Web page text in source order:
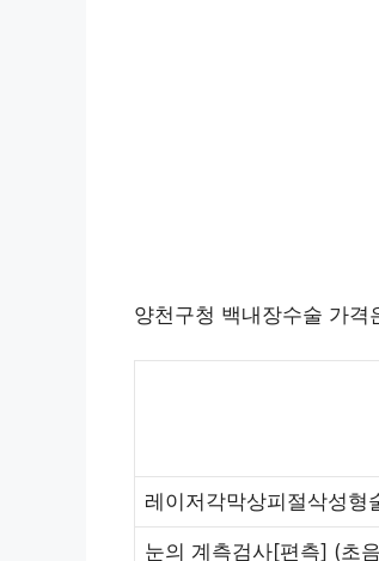
양천구청 백내장수술 가
레이저각막상피절삭성형
눈의 계측검사[편측] (초